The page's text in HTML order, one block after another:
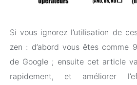
Si vous ignorez l’utilisation de
zen : d’abord vous êtes comme
de Google ; ensuite cet article
rapidement, et améliorer